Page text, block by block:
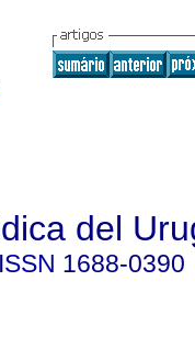
del
ISSN 1688-0390